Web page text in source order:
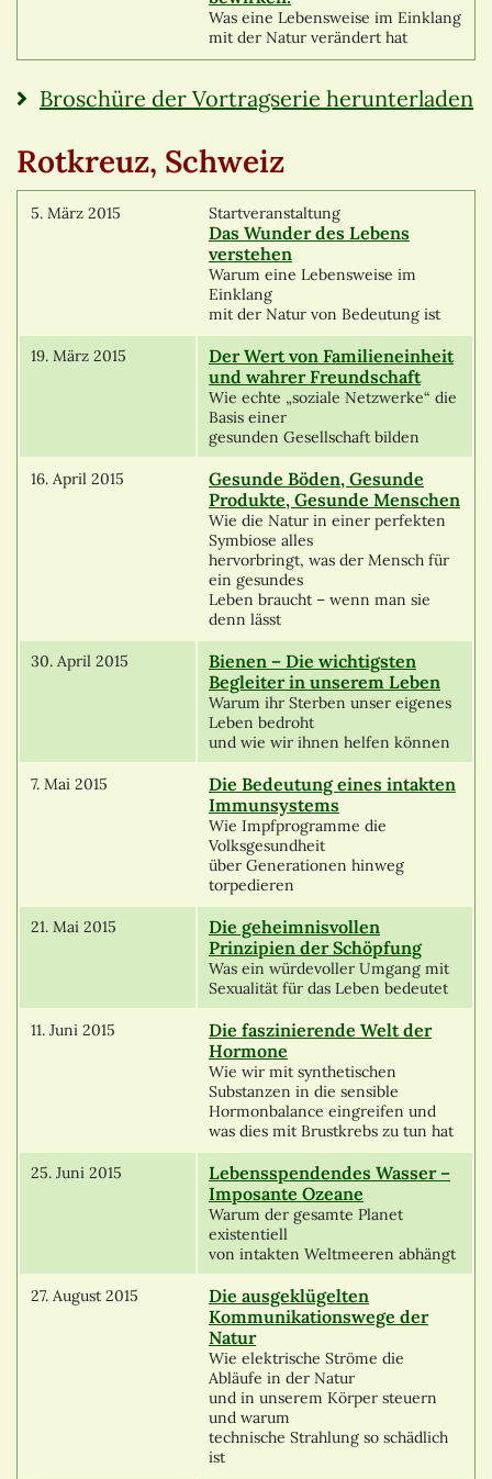
Was eine Lebensweise im Einklang
mit der Natur verändert hat
Broschüre der Vortragserie herunterladen
Rotkreuz, Schweiz
5. März 2015 Startveranstaltung
Das Wunder des Lebens
verstehen
Warum eine Lebensweise im
Einklang
mit der Natur von Bedeutung ist
19. März 2015
Der Wert von Familieneinheit
und wahrer Freundschaft
Wie echte „soziale Netzwerke“ die
Basis einer
gesunden Gesellschaft bilden
16. April 2015
Gesunde Böden, Gesunde
Produkte, Gesunde Menschen
Wie die Natur in einer perfekten
Symbiose alles
hervorbringt, was der Mensch für
ein gesundes
Leben braucht – wenn man sie
denn lässt
30. April 2015
Bienen – Die wichtigsten
Begleiter in unserem Leben
Warum ihr Sterben unser eigenes
Leben bedroht
und wie wir ihnen helfen können
7. Mai 2015
Die Bedeutung eines intakten
Immunsystems
Wie Impfprogramme die
Volksgesundheit
über Generationen hinweg
torpedieren
21. Mai 2015
Die geheimnisvollen
Prinzipien der Schöpfung
Was ein würdevoller Umgang mit
Sexualität für das Leben bedeutet
11. Juni 2015
Die faszinierende Welt der
Hormone
Wie wir mit synthetischen
Substanzen in die sensible
Hormonbalance eingreifen und
was dies mit Brustkrebs zu tun hat
25. Juni 2015
Lebensspendendes Wasser –
Imposante Ozeane
Warum der gesamte Planet
existentiell
von intakten Weltmeeren abhängt
27. August 2015
Die ausgeklügelten
Kommunikationswege der
Natur
Wie elektrische Ströme die
Abläufe in der Natur
und in unserem Körper steuern
und warum
technische Strahlung so schädlich
ist